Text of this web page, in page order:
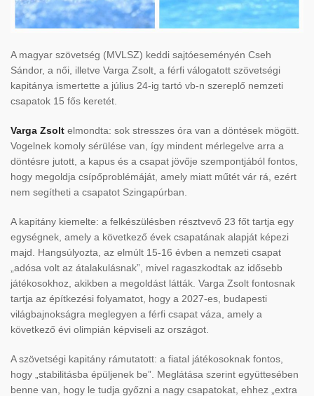
A magyar szövetség (MVLSZ) keddi sajtóeseményén Cseh
Sándor, a női, illetve Varga Zsolt, a férfi válogatott szövetségi
kapitánya ismertette a július 24-ig tartó vb-n szereplő nemzeti
csapatok 15 fős keretét.
Varga Zsolt elmondta: sok stresszes óra van a döntések mögött.
Vogelnek komoly sérülése van, így mindent mérlegelve arra a
döntésre jutott, a kapus és a csapat jövője szempontjából fontos,
hogy megoldja csípőproblémáját, amely miatt műtét vár rá, ezért
nem segítheti a csapatot Szingapúrban.
A kapitány kiemelte: a felkészülésben résztvevő 23 főt tartja egy
egységnek, amely a következő évek csapatának alapját képezi
majd. Hangsúlyozta, az elmúlt 15-16 évben a nemzeti csapat
„adósa volt az átalakulásnak”, mivel ragaszkodtak az idősebb
játékosokhoz, akikben a megoldást látták. Varga Zsolt fontosnak
tartja az építkezési folyamatot, hogy a 2027-es, budapesti
világbajnokságra meglegyen a férfi csapat váza, amely a
következő évi olimpián képviseli az országot.
A szövetségi kapitány rámutatott: a fiatal játékosoknak fontos,
hogy „stabilitásba épüljenek be”. Meglátása szerint együttesében
benne van, hogy le tudja győzni a nagy csapatokat, ehhez „extra